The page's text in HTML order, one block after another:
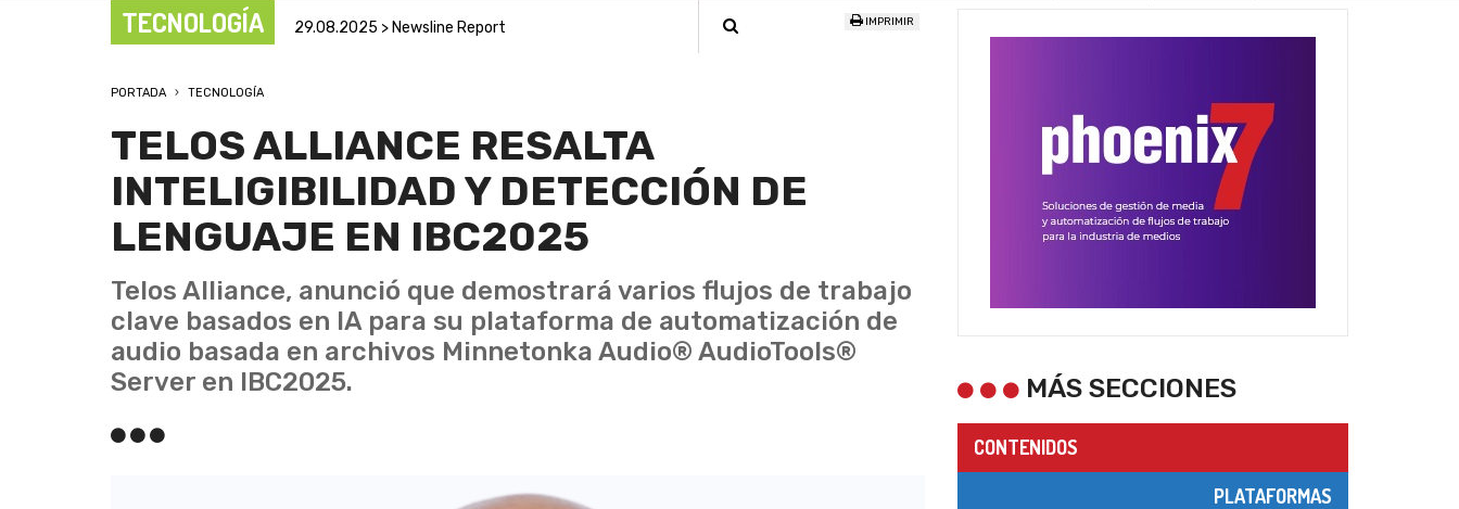
TECNOLOGÍA 29.08.2025 > Newsline Report IMPRIMIR
PORTADA TECNOLOGÍA
TELOS ALLIANCE RESALTA
INTELIGIBILIDAD Y DETECCIÓN DE
LENGUAJE EN IBC2025
Telos Alliance, anunció que demostrará varios flujos de trabajo
clave basados en IA para su plataforma de automatización de
audio basada en archivos Minnetonka Audio® AudioTools®
Server en IBC2025.
MÁS SECCIONES
CONTENIDOS
PLATAFORMAS